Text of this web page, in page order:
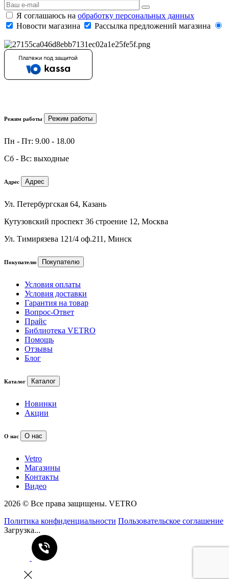
Я соглашаюсь на обработку персональных данных
Новости магазина
Рассылка предложений магазина
Режим работы Режим работы
Пн - Пт: 9.00 - 18.00
Сб - Вс: выходные
Адрес Адрес
Ул. Петербургская 64, Казань
Кутузовский проспект 36 строение 12, Москва
Ул. Тимирязева 121/4 оф.211, Минск
Покупателю Покупателю
Условия оплаты
Условия доставки
Гарантия на товар
Вопрос-Ответ
Прайс
Библиотека VETRO
Помощь
Отзывы
Блог
Каталог Каталог
Новинки
Акции
О нас О нас
Vetro
Магазины
Контакты
Видео
2026 © Все права защищены. VETRO
Политика конфиденциальности Пользовательское соглашение
Загрузка...